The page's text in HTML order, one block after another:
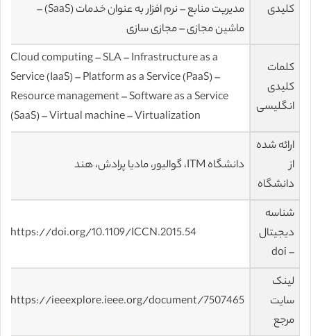
کلیدی
مدیریت منابع – نرم افزار به عنوان خدمات (SaaS) –
ماشین مجازی – مجازی سازی
کلمات
کلیدی
انگلیسی
Cloud computing – SLA – Infrastructure as a
Service (IaaS) – Platform as a Service (PaaS) –
Resource management – Software as a Service
(SaaS) – Virtual machine – Virtualization
ارائه شده
از
دانشگاه
دانشگاه ITM، گوالیور، مادیا پرادش، هند
شناسه
دیجیتال
– doi
https://doi.org/10.1109/ICCN.2015.54
لینک
سایت
مرجع
https://ieeexplore.ieee.org/document/7507465